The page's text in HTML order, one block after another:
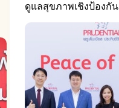
ดูแลสุขภาพเชิงป้องกัน